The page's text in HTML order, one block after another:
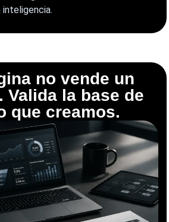
no vende un
Valida la base de
que creamos.